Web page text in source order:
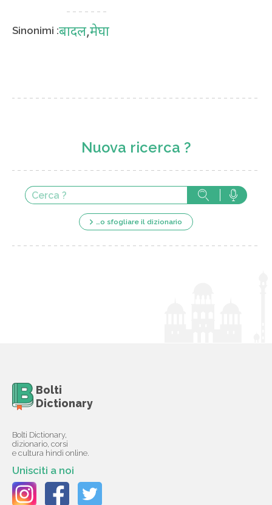
Sinonimi :बादल,मेघा
Nuova ricerca ?
…o sfogliare il dizionario
Bolti
Dictionary
Bolti Dictionary,
dizionario, corsi
e cultura hindi online.
Unisciti a noi